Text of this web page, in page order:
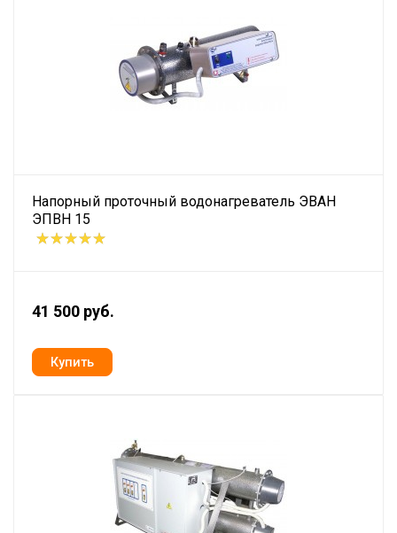
Напорный проточный водонагреватель ЭВАН
ЭПВН 15
41 500 руб.